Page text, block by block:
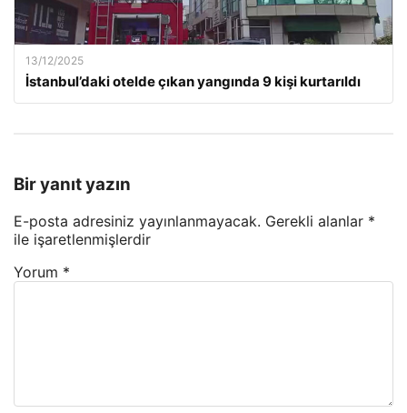
13/12/2025
İstanbul’daki otelde çıkan yangında 9 kişi kurtarıldı
Bir yanıt yazın
E-posta adresiniz yayınlanmayacak. Gerekli alanlar *
ile işaretlenmişlerdir
Yorum *